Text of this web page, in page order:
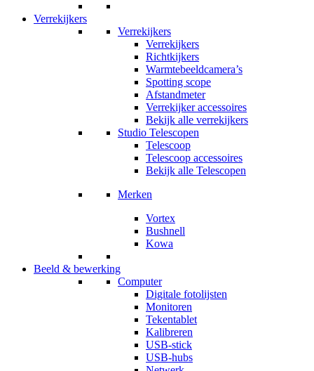
Verrekijkers
Verrekijkers
Verrekijkers
Richtkijkers
Warmtebeeldcamera’s
Spotting scope
Afstandmeter
Verrekijker accessoires
Bekijk alle verrekijkers
Studio Telescopen
Telescoop
Telescoop accessoires
Bekijk alle Telescopen
Merken
Vortex
Bushnell
Kowa
Beeld & bewerking
Computer
Digitale fotolijsten
Monitoren
Tekentablet
Kalibreren
USB-stick
USB-hubs